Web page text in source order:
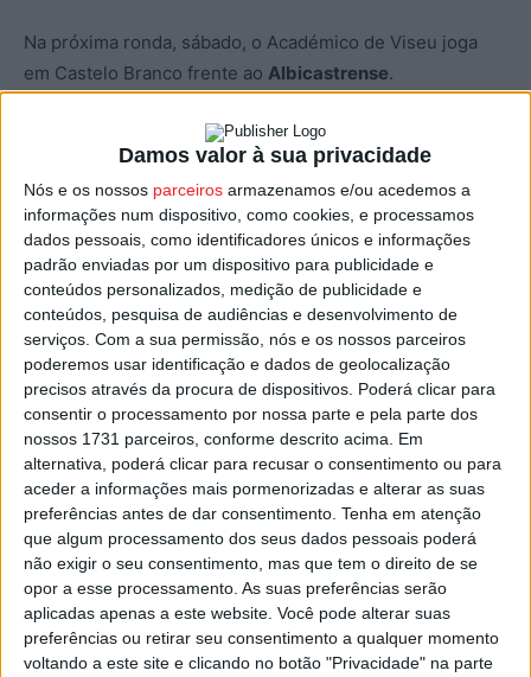
Damos valor à sua privacidade
Nós e os nossos parceiros armazenamos e/ou acedemos a
informações num dispositivo, como cookies, e processamos
dados pessoais, como identificadores únicos e informações
padrão enviadas por um dispositivo para publicidade e
conteúdos personalizados, medição de publicidade e
conteúdos, pesquisa de audiências e desenvolvimento de
serviços. Com a sua permissão, nós e os nossos parceiros
poderemos usar identificação e dados de geolocalização
precisos através da procura de dispositivos. Poderá clicar para
consentir o processamento por nossa parte e pela parte dos
nossos 1731 parceiros, conforme descrito acima. Em
alternativa, poderá clicar para recusar o consentimento ou para
aceder a informações mais pormenorizadas e alterar as suas
preferências antes de dar consentimento. Tenha em atenção
que algum processamento dos seus dados pessoais poderá
não exigir o seu consentimento, mas que tem o direito de se
opor a esse processamento. As suas preferências serão
aplicadas apenas a este website. Você pode alterar suas
preferências ou retirar seu consentimento a qualquer momento
voltando a este site e clicando no botão "Privacidade" na parte
Na próxima ronda, sábado, o Académico de Viseu joga
em Castelo Branco frente ao Albicastrense.
Academia de Andebol de São Pedro do Sul
ocupa a 4.ª posição da geral, com 7 pontos, depois e
duas vitórias e uma derrota. A invencibilidade dos
sampedrenses foi quebrada nesta última jornada com
uma derrota em casa frente aoAlavarium, por 23-26.
Na 4.ª jornada, a Academia joga em Aveiro frente ao
Bernardo.
Esta e outras notícias para ouvir em desenvolvimento na
Estação Diária – 96.8 FM ou emwww.968.fm.
Pub
TAGS
Academia de Andebol de São Pedro do Sul
Académico de Viseu
Andebol